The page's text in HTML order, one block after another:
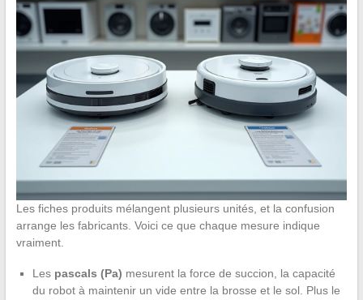
Les fiches produits mélangent plusieurs unités, et la confusion
arrange les fabricants. Voici ce que chaque mesure indique
vraiment.
Les pascals (Pa) mesurent la force de succion, la capacité
du robot à maintenir un vide entre la brosse et le sol. Plus le